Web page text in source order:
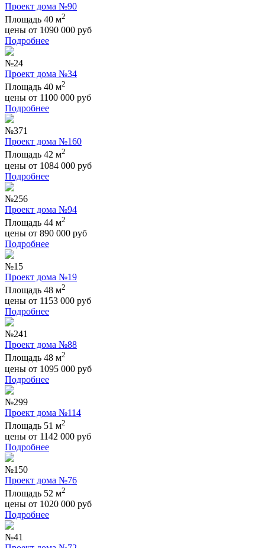
Проект дома №90
Площадь 40 м2
цены от 1090 000 руб
Подробнее
№24
Проект дома №34
Площадь 40 м2
цены от 1100 000 руб
Подробнее
№371
Проект дома №160
Площадь 42 м2
цены от 1084 000 руб
Подробнее
№256
Проект дома №94
Площадь 44 м2
цены от 890 000 руб
Подробнее
№15
Проект дома №19
Площадь 48 м2
цены от 1153 000 руб
Подробнее
№241
Проект дома №88
Площадь 48 м2
цены от 1095 000 руб
Подробнее
№299
Проект дома №114
Площадь 51 м2
цены от 1142 000 руб
Подробнее
№150
Проект дома №76
Площадь 52 м2
цены от 1020 000 руб
Подробнее
№41